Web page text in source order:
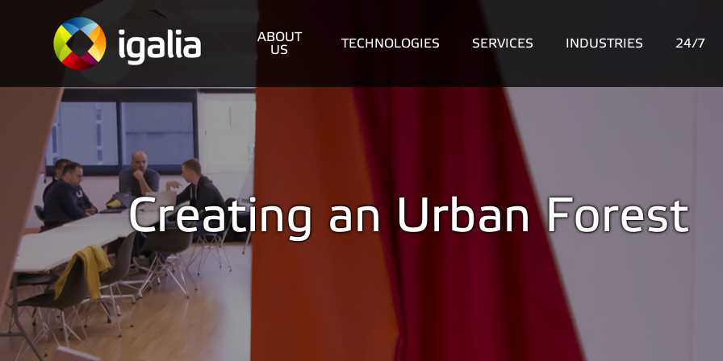
ABOUT
US
TECHNOLOGIES SERVICES INDUSTRIES 24/7
Creating an Urban Forest